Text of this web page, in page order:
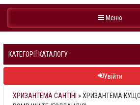
Навігація
Меню
КАТЕГОРІЇ КАТАЛОГУ
Увійти
ХРИЗАНТЕМА САНТІНІ »ХРИЗАНТЕМА